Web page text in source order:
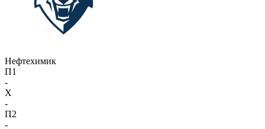
Нефтехимик
П1
-
X
-
П2
-